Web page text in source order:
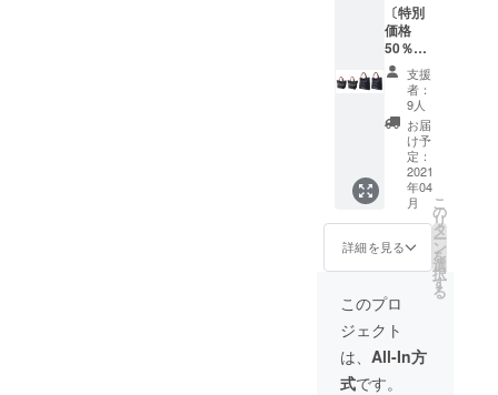
〔特別
価格
50％OF
F〕 レ
トロ
バッ
グ ２
枚 レト
ロラン
チバッ
グ ２
製 送
料・消
費税込
み
支援
者：
9人
お届
け予
定：
2021
年04
月
詳細を見る
こ
の
リ
タ
ー
ン
を
選
択
す
る
このプロ
ジェクト
は、 All-In方
式です。